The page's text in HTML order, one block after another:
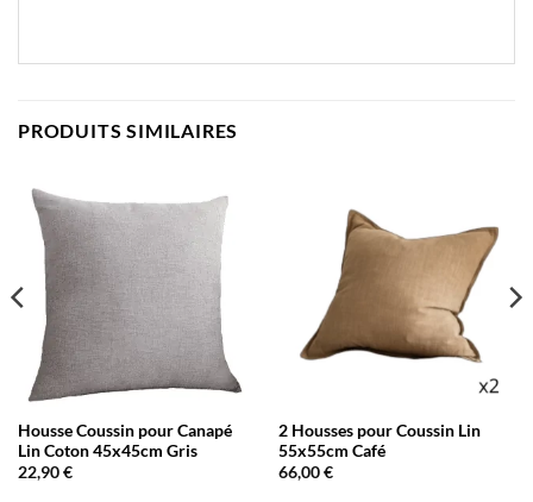
PRODUITS SIMILAIRES
Housse Coussin pour Canapé
Lin Coton 45x45cm Gris
22,90€
2 Housses pour Coussin Lin
55x55cm Café
66,00€